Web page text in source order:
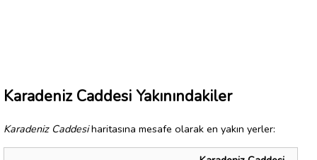
Karadeniz Caddesi Yakınındakiler
Karadeniz Caddesiharitasına mesafe olarak en yakın yerler: